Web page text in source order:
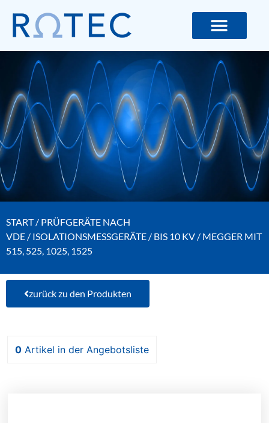
START/ PRÜFGERÄTE NACH
VDE / ISOLATIONSMESSGERÄTE / BIS 10 KV / MEGGER MIT
515, 525, 1025, 1525
zurück zu den Produkten
0 Artikel in der Angebotsliste